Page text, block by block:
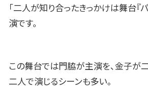
「二人が知り合ったきっかけは舞台『
演です。
この舞台では門脇が主演を、金子が
二人で演じるシーンも多い。